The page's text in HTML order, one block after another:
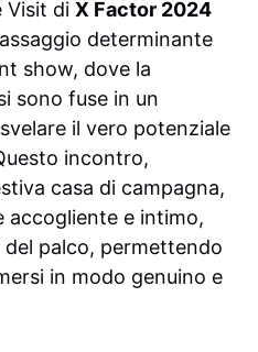
Visit di X Factor 2024
determinante
show, dove la
sono fuse in un
il vero potenziale
incontro,
casa di campagna,
accogliente e intimo,
palco, permettendo
in modo genuino e